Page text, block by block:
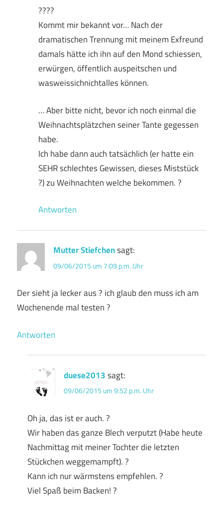
????
Kommt mir bekannt vor… Nach der
dramatischen Trennung mit meinem Exfreund
damals hätte ich ihn auf den Mond schiessen,
erwürgen, öffentlich auspeitschen und
wasweissichnichtalles können.
… Aber bitte nicht, bevor ich noch einmal die
Weihnachtsplätzchen seiner Tante gegessen
habe.
Ich habe dann auch tatsächlich (er hatte ein
SEHR schlechtes Gewissen, dieses Miststück
?) zu Weihnachten welche bekommen. ?
Antworten
Mutter Stiefchensagt:
09/06/2015 um 7:09 p.m. Uhr
Der sieht ja lecker aus ? ich glaub den muss ich am
Wochenende mal testen ?
Antworten
duese2013 sagt:
09/06/2015 um 9:52 p.m. Uhr
Oh ja, das ist er auch. ?
Wir haben das ganze Blech verputzt (Habe heute
Nachmittag mit meiner Tochter die letzten
Stückchen weggemampft). ?
Kann ich nur wärmstens empfehlen. ?
Viel Spaß beim Backen! ?